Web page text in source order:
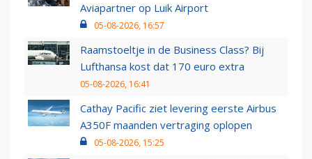
Aviapartner op Luik Airport
05-08-2026, 16:57
Raamstoeltje in de Business Class? Bij
Lufthansa kost dat 170 euro extra
05-08-2026, 16:41
Cathay Pacific ziet levering eerste Airbus
A350F maanden vertraging oplopen
05-08-2026, 15:25